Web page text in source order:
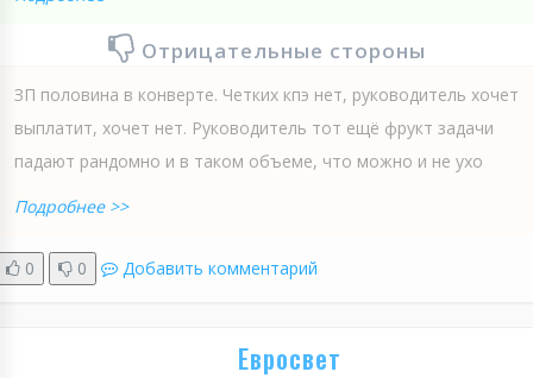
Отрицательные стороны
ЗП половина в конверте. Четких кпэ нет, руководитель хочет
выплатит, хочет нет. Руководитель тот ещё фрукт задачи
падают рандомно и в таком объеме, что можно и не ухо
Подробнее >>
0 0 Добавить комментарий
Евросвет